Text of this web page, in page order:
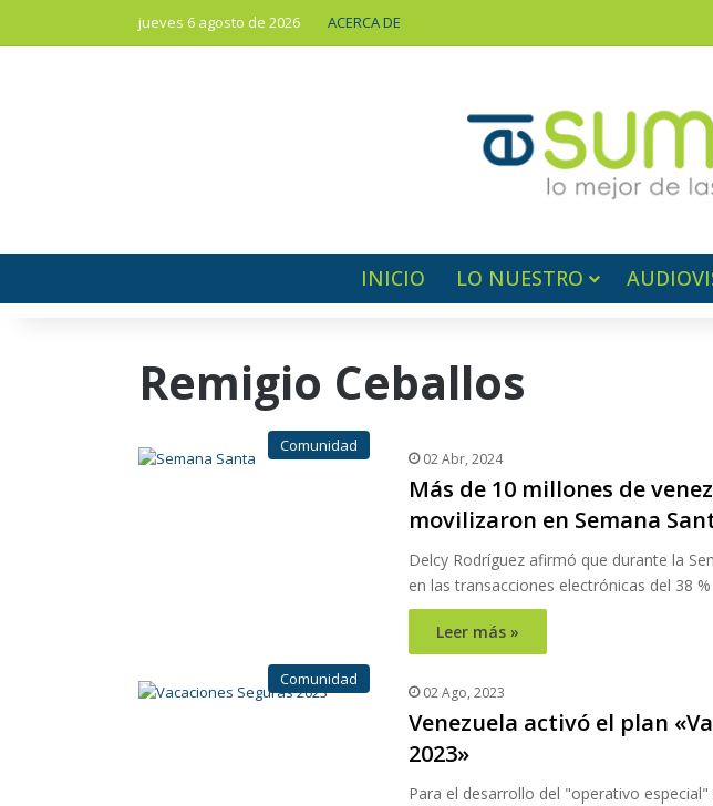
jueves 6 agosto de 2026 ACERCA DE
INICIO LO NUESTRO
Remigio Ceballos
Comunidad
02 Abr, 2024
Más de 10 millones de
movilizaron en Semana
Delcy Rodríguez afirmó que durante la
en las transacciones electrónicas del 38 %
Leer más »
Comunidad
02 Ago, 2023
Venezuela activó el plan
2023»
Para el desarrollo del "operativo